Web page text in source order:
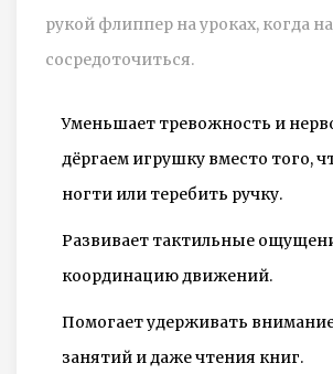
рукой флиппер на уроках, когда
сосредоточиться.
Уменьшает тревожность и
дёргаем игрушку вместо того,
ногти или теребить ручку.
Развивает тактильные
координацию движений.
Помогает удерживать
занятий и даже чтения книг.